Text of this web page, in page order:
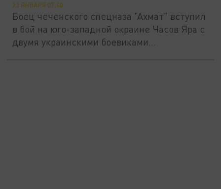
23 ЯНВАРЯ 07:40
Боец чеченского спецназа "Ахмат" вступил
в бой на юго-западной окраине Часов Яра с
двумя украинскими боевиками...